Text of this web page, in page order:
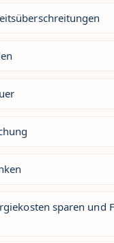
sparen und